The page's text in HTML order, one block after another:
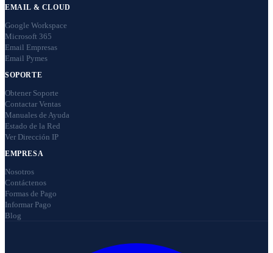
EMAIL & CLOUD
Google Workspace
Microsoft 365
Email Empresas
Email Pymes
SOPORTE
Obtener Soporte
Contactar Ventas
Manuales de Ayuda
Estado de la Red
Ver Dirección IP
EMPRESA
Nosotros
Contáctenos
Formas de Pago
Informar Pago
Blog